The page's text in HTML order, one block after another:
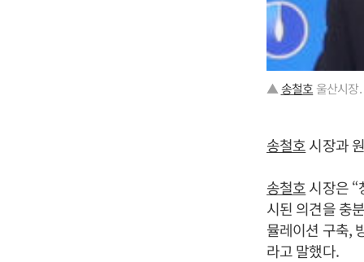
▲송철호 울산시장.
송철호시장과
송철호시장은 “
시된 의견을 충
뮬레이션 구축,
라고 말했다.